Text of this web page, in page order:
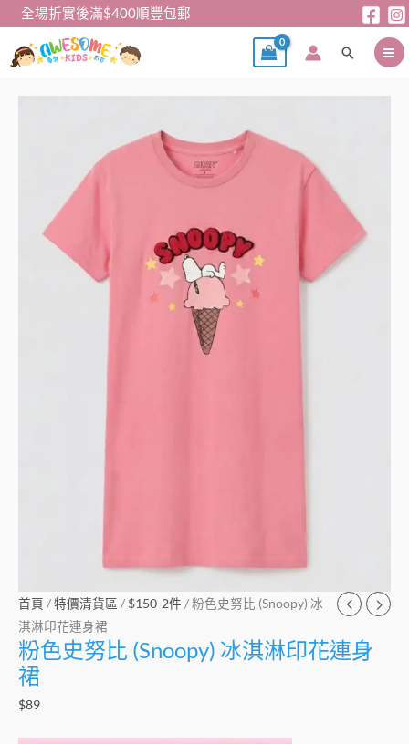
全場折實後滿$400順豐包郵
搜
首頁 /特價清貨區 / $150-2件 / 粉色史努比 (Snoopy) 冰
淇淋印花連身裙
粉色史努比 (Snoopy) 冰淇淋印花連身
裙
$89
(Snoopy)